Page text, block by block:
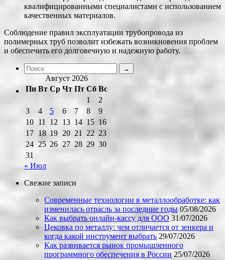
квалифицированными специалистами с использованием
качественных материалов.
Соблюдение правил эксплуатации трубопровода из
полимерных труб позволит избежать возникновения проблем
и обеспечить его долговечную и надежную работу.
Август 2026
Пн Вт Ср Чт Пт Сб Вс
1
2
3
4 5 6 7 8
9
10 11 12 13 14 15 16
17 18 19 20 21 22 23
24 25 26 27 28 29 30
31
« Июл
Свежие записи
Современные технологии в металлообработке: как
изменилась отрасль за последние годы 05/08/2026
Как выбрать онлайн-кассу для ООО 31/07/2026
Цековка по металлу: чем отличается от зенкера и
когда какой инструмент выбрать 29/07/2026
Как развивается рынок промышленного
программного обеспечения в России 25/07/2026